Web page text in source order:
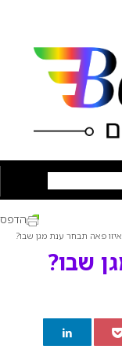
פאה תבחר ענת מגן שבו?
שבו?
הדפס